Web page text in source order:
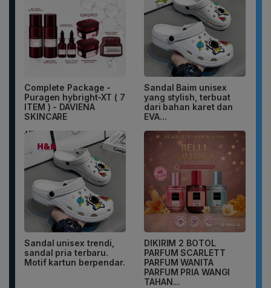
Complete Package -
Puragen hybright-XT ( 7
ITEM ) - DAVIENA
SKINCARE
Sandal Baim unisex
yang stylish, terbuat
dari bahan karet dan
EVA...
Sandal unisex trendi,
sandal pria terbaru.
Motif kartun berpendar.
DIKIRIM 2 BOTOL
PARFUM SCARLETT
PARFUM WANITA
PARFUM PRIA WANGI
TAHAN...